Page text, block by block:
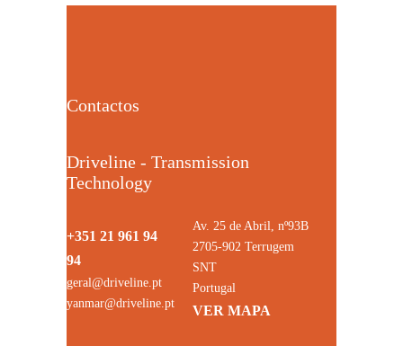
Contactos
Driveline - Transmission
Technology
+351 21 961 94
94
geral@driveline.pt
yanmar@driveline.pt
Av. 25 de Abril, nº93B
2705-902 Terrugem
SNT
Portugal
VER MAPA